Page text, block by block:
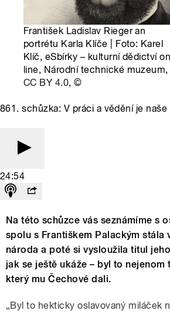
František Ladislav Rieger an
portrétu Karla Klíče | Foto: Karel
Klíč, eSbírky – kulturní dědictví
line, Národní technické muzeum,
CC BY 4.0,©
861. schůzka: V práci a vědění je naše
24:54
Na této schůzce vás seznámíme s
spolu s Františkem Palackým stála
národa a poté si vysloužila titul
jak se ještě ukáže – byl to
který mu Čechové dali.
„Byl to hekticky oslavovaný miláček